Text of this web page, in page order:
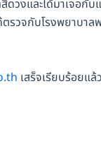
ดวงและได้มาเจอกับ
รวจกับโรงพยาบา
เสร็จเรียบร้อยแ